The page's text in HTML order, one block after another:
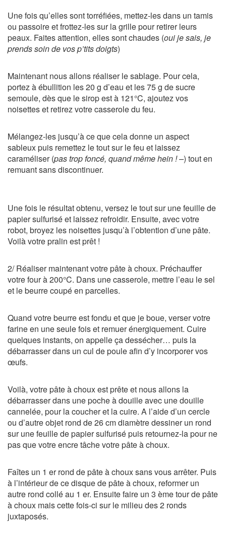
Une fois qu’elles sont torréfiées, mettez-les dans un tamis
ou passoire et frottez-les sur la grille pour retirer leurs
peaux. Faites attention, elles sont chaudes (oui je sais, je
prends soin de vos p’tits doigts)
Maintenant nous allons réaliser le sablage. Pour cela,
portez à ébullition les 20 g d’eau et les 75 g de sucre
semoule, dès que le sirop est à 121°C, ajoutez vos
noisettes et retirez votre casserole du feu.
Mélangez-les jusqu’à ce que cela donne un aspect
sableux puis remettez le tout sur le feu et laissez
caraméliser (pas trop foncé, quand même hein ! –) tout en
remuant sans discontinuer.
Une fois le résultat obtenu, versez le tout sur une feuille de
papier sulfurisé et laissez refroidir. Ensuite, avec votre
robot, broyez les noisettes jusqu’à l’obtention d’une pâte.
Voilà votre pralin est prêt !
2/ Réaliser maintenant votre pâte à choux. Préchauffer
votre four à 200°C. Dans une casserole, mettre l’eau le sel
et le beurre coupé en parcelles.
Quand votre beurre est fondu et que je boue, verser votre
farine en une seule fois et remuer énergiquement. Cuire
quelques instants, on appelle ça dessécher… puis la
débarrasser dans un cul de poule afin d’y incorporer vos
œufs.
Voilà, votre pâte à choux est prête et nous allons la
débarrasser dans une poche à douille avec une douille
cannelée, pour la coucher et la cuire. A l’aide d’un cercle
ou d’autre objet rond de 26 cm diamètre dessiner un rond
sur une feuille de papier sulfurisé puis retournez-la pour ne
pas que votre encre tâche votre pâte à choux.
Faîtes un 1 er rond de pâte à choux sans vous arrêter. Puis
à l’intérieur de ce disque de pâte à choux, reformer un
autre rond collé au 1 er. Ensuite faire un 3 ème tour de pâte
à choux mais cette fois-ci sur le milieu des 2 ronds
juxtaposés.